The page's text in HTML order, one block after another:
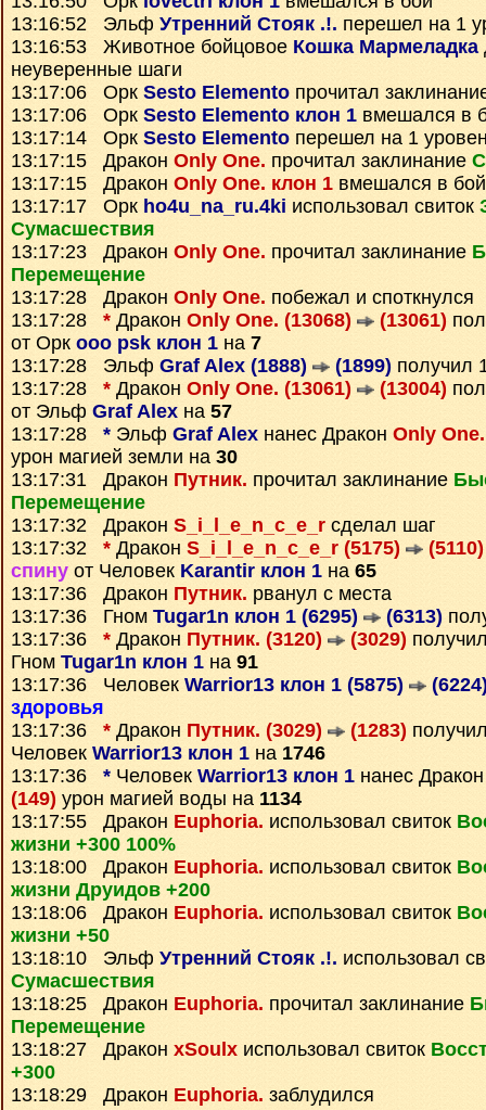
13:16:52 Эльф Утренний Стояк .!. перешел на 1
13:16:53 Животное бойцовое Кошка Мармеладка
неуверенные шаги
13:17:06 Орк Sesto Elemento прочитал
13:17:06 Орк Sesto Elemento клон 1 вмешался в
13:17:14 Орк Sesto Elemento перешел на 1
13:17:15 Дракон Only One. прочитал заклинание
13:17:15 Дракон Only One. клон 1 вмешался в бой
13:17:17 Орк ho4u_na_ru.4ki использовал свиток
Сумаcшествия
13:17:23 Дракон Only One. прочитал заклинание
Перемещение
13:17:28 Дракон Only One. побежал и споткнулся
13:17:28 * Дракон Only One. (13068) (13061)
от Орк ooo psk клон 1 на 7
13:17:28 Эльф Graf Alex (1888) (1899) получил
13:17:28 * Дракон Only One. (13061) (13004)
от Эльф Graf Alex на 57
13:17:28 * Эльф Graf Alex нанес Дракон Only
урон магией земли на 30
13:17:31 Дракон Путник. прочитал заклинание
Перемещение
13:17:32 Дракон S_i_l_e_n_c_e_r сделал шаг
13:17:32 * Дракон S_i_l_e_n_c_e_r (5175) (5110)
спину от Человек Karantir клон 1 на 65
13:17:36 Дракон Путник. рванул с места
13:17:36 Гном Tugar1n клон 1 (6295) (6313)
13:17:36 * Дракон Путник. (3120) (3029)
Гном Tugar1n клон 1 на 91
13:17:36 Человек Warrior13 клон 1 (5875)
здоровья
13:17:36 * Дракон Путник. (3029) (1283)
Человек Warrior13 клон 1 на 1746
13:17:36 * Человек Warrior13 клон 1 нанес
(149) урон магией воды на 1134
13:17:55 Дракон Euphoria. использовал свиток
жизни +300 100%
13:18:00 Дракон Euphoria. использовал свиток
жизни Друидов +200
13:18:06 Дракон Euphoria. использовал свиток
жизни +50
13:18:10 Эльф Утренний Стояк .!. использовал
Сумаcшествия
13:18:25 Дракон Euphoria. прочитал заклинание
Перемещение
13:18:27 Дракон xSoulx использовал свиток
+300
13:18:29 Дракон Euphoria. заблудился